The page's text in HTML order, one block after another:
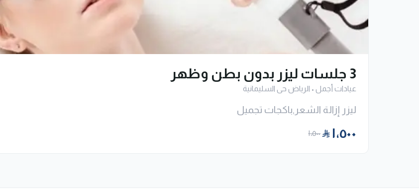
3 جلسات ليزر بدون بطن وظهر
عيادات أجمل• الرياض حى السليمانية
ليزر إزالة الشعر,باكجات تجميل
١٬٥٠٠ ١٬٥٠٠